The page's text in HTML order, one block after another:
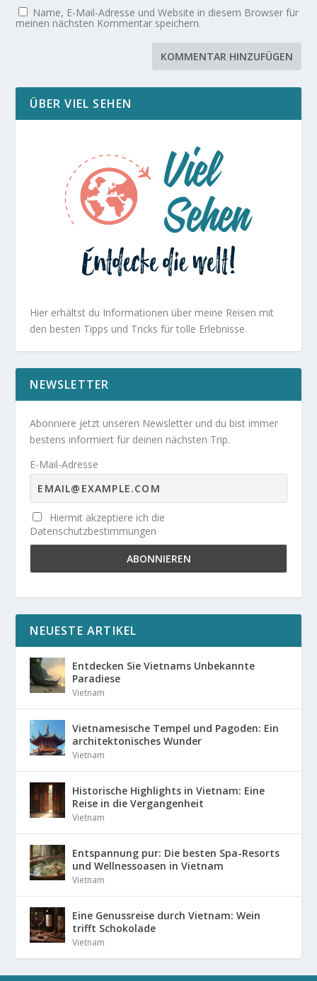
Name, E-Mail-Adresse und Website in diesem Browser für
meinen nächsten Kommentar speichern.
ÜBER VIEL SEHEN
Hier erhältst du Informationen über meine Reisen mit
den besten Tipps und Tricks für tolle Erlebnisse.
NEWSLETTER
Abonniere jetzt unseren Newsletter und du bist immer
bestens informiert für deinen nächsten Trip.
E-Mail-Adresse
Hiermit akzeptiere ich die
Datenschutzbestimmungen
NEUESTE ARTIKEL
Entdecken Sie Vietnams Unbekannte
Paradiese
Vietnam
Vietnamesische Tempel und Pagoden: Ein
architektonisches Wunder
Vietnam
Historische Highlights in Vietnam: Eine
Reise in die Vergangenheit
Vietnam
Entspannung pur: Die besten Spa-Resorts
und Wellnessoasen in Vietnam
Vietnam
Eine Genussreise durch Vietnam: Wein
trifft Schokolade
Vietnam